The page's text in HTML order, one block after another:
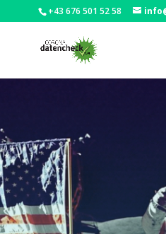
+43 676 501 52 58